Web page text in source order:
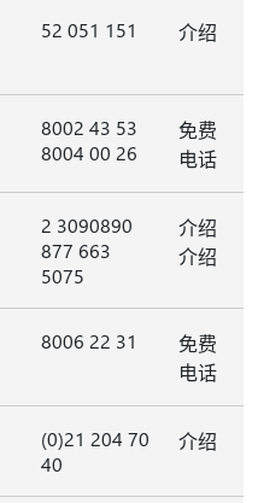
52 051 151 介绍
8002 43 53
8004 00 26
免费
电话
2 3090890
877 663
5075
介绍
介绍
8006 22 31
免费
电话
(0)21 204 70
40
介绍